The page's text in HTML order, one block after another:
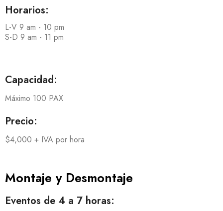
Horarios:
L-V 9 am - 10 pm
S-D 9 am - 11 pm
Capacidad:
Máximo 100 PAX
Precio:
$4,000 + IVA por hora
Montaje y Desmontaje
Eventos de 4 a 7 horas: